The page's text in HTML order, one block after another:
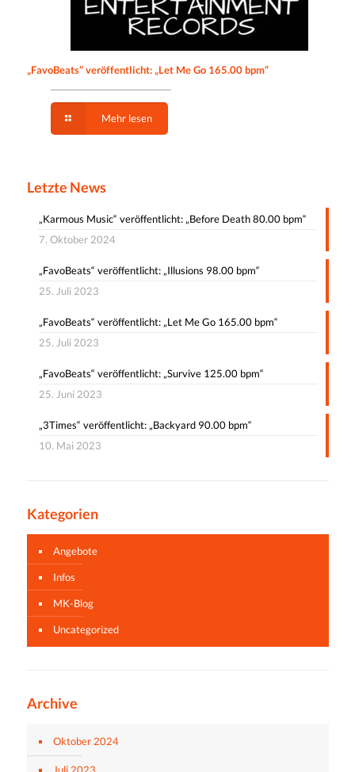
„FavoBeats“ veröffentlicht: „Let Me Go 165.00 bpm“
Mehr lesen
Letzte News
„Karmous Music“ veröffentlicht: „Before Death 80.00 bpm“
7. Oktober 2024
„FavoBeats“ veröffentlicht: „Illusions 98.00 bpm“
25. Juli 2023
„FavoBeats“ veröffentlicht: „Let Me Go 165.00 bpm“
25. Juli 2023
„FavoBeats“ veröffentlicht: „Survive 125.00 bpm“
25. Juni 2023
„3Times“ veröffentlicht: „Backyard 90.00 bpm“
10. Mai 2023
Kategorien
Angebote
Infos
MK-Blog
Uncategorized
Archive
Oktober 2024